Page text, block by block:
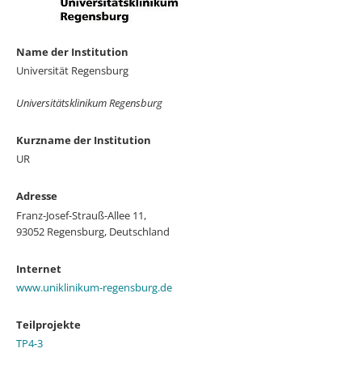
Name der Institution
Universität Regensburg
Universitätsklinikum Regensburg
Kurzname der Institution
UR
Adresse
Franz-Josef-Strauß-Allee 11,
93052 Regensburg, Deutschland
Internet
www.uniklinikum-regensburg.de
Teilprojekte
TP4-3